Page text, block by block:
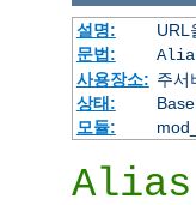
설명:
URL
문법:
사용장소: 주서
상태:
Base
모듈:
Alias